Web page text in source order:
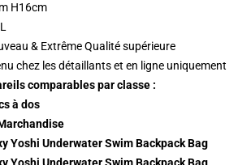
H16cm
& Extrême Qualité supérieure
chez les détaillants et en ligne uniquement
comparables par classe :
à dos